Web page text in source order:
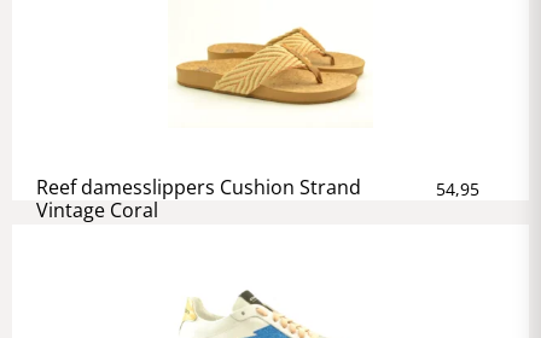
Reef damesslippers Cushion Strand
Vintage Coral
54,95